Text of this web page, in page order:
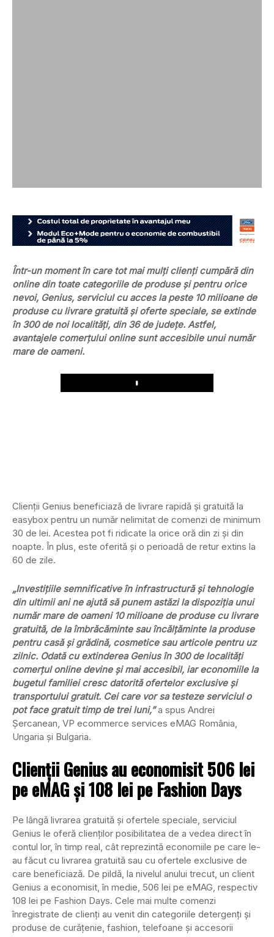
Într-un moment în care tot mai mulți clienți cumpără din
online din toate categoriile de produse și pentru orice
nevoi, Genius, serviciul cu acces la peste 10 milioane de
produse cu livrare gratuită și oferte speciale, se extinde
în 300 de noi localități, din 36 de județe. Astfel,
avantajele comerțului online sunt accesibile unui număr
mare de oameni.
Play
Clienții Genius beneficiază de livrare rapidă și gratuită la
easybox pentru un număr nelimitat de comenzi de minimum
30 de lei. Acestea pot fi ridicate la orice oră din zi și din
noapte. În plus, este oferită și o perioadă de retur extins la
60 de zile.
„Investițiile semnificative în infrastructură și tehnologie
din ultimii ani ne ajută să punem astăzi la dispoziția unui
număr mare de oameni 10 milioane de produse cu livrare
gratuită, de la îmbrăcăminte sau încălțăminte la produse
pentru casă și grădină, cosmetice sau articole pentru uz
zilnic. Odată cu extinderea Genius în 300 de localități
comerțul online devine și mai accesibil, iar economiile la
bugetul familiei cresc datorită ofertelor exclusive și
transportului gratuit. Cei care vor sa testeze serviciul o
pot face gratuit timp de trei luni,”a spus Andrei
Șercanean, VP ecommerce services eMAG România,
Ungaria și Bulgaria.
Clienții Genius au economisit 506 lei
pe eMAG și 108 lei pe Fashion Days
Pe lângă livrarea gratuită și ofertele speciale, serviciul
Genius le oferă clienților posibilitatea de a vedea direct în
contul lor, în timp real, cât reprezintă economiile pe care le-
au făcut cu livrarea gratuită sau cu ofertele exclusive de
care beneficiază. De pildă, la nivelul anului trecut, un client
Genius a economisit, în medie, 506 lei pe eMAG, respectiv
108 lei pe Fashion Days. Cele mai multe comenzi
înregistrate de clienți au venit din categoriile detergenți și
produse de curățenie, fashion, telefoane și accesorii